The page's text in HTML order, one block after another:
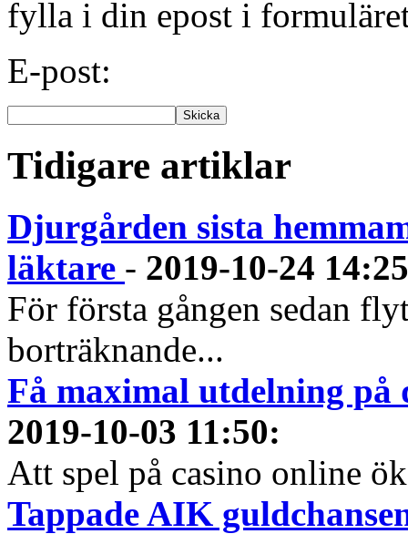
fylla i din epost i
E-post:
Tidigare artiklar
Djurgården sista
läktare - 2019-10-24 14:25
För första gången sedan
borträknande...
Få maximal utdelning
2019-10-03 11:50:
Att spel på casino online
Tappade AIK